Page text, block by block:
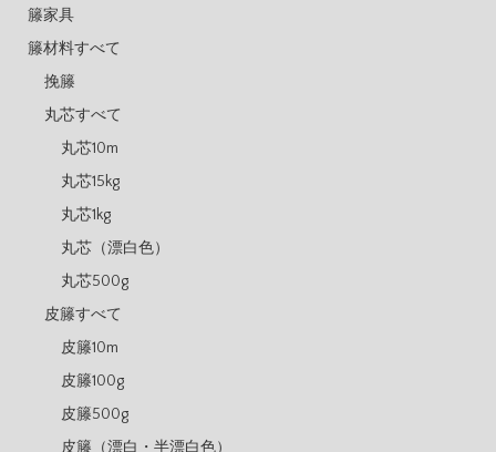
籐家具
籐材料すべて
挽籐
丸芯すべて
丸芯10m
丸芯15kg
丸芯1kg
丸芯（漂白色）
丸芯500g
皮籐すべて
皮籐10m
皮籐100g
皮籐500g
皮籐（漂白・半漂白色）